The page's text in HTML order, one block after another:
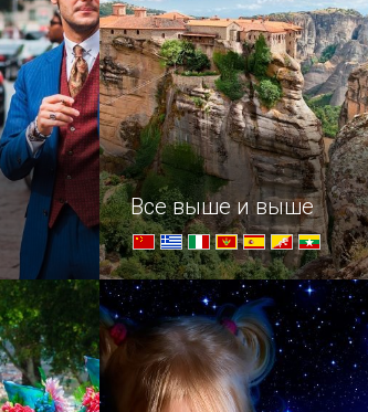
Все выше и выше
Достопримечательности для
и упорных – самые
храмы в мире.